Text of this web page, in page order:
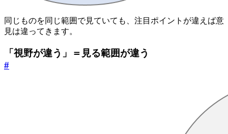
同じものを同じ範囲で見ていても、注目ポイントが違えば意
見は違ってきます。
「視野が違う」＝見る範囲が違う
#